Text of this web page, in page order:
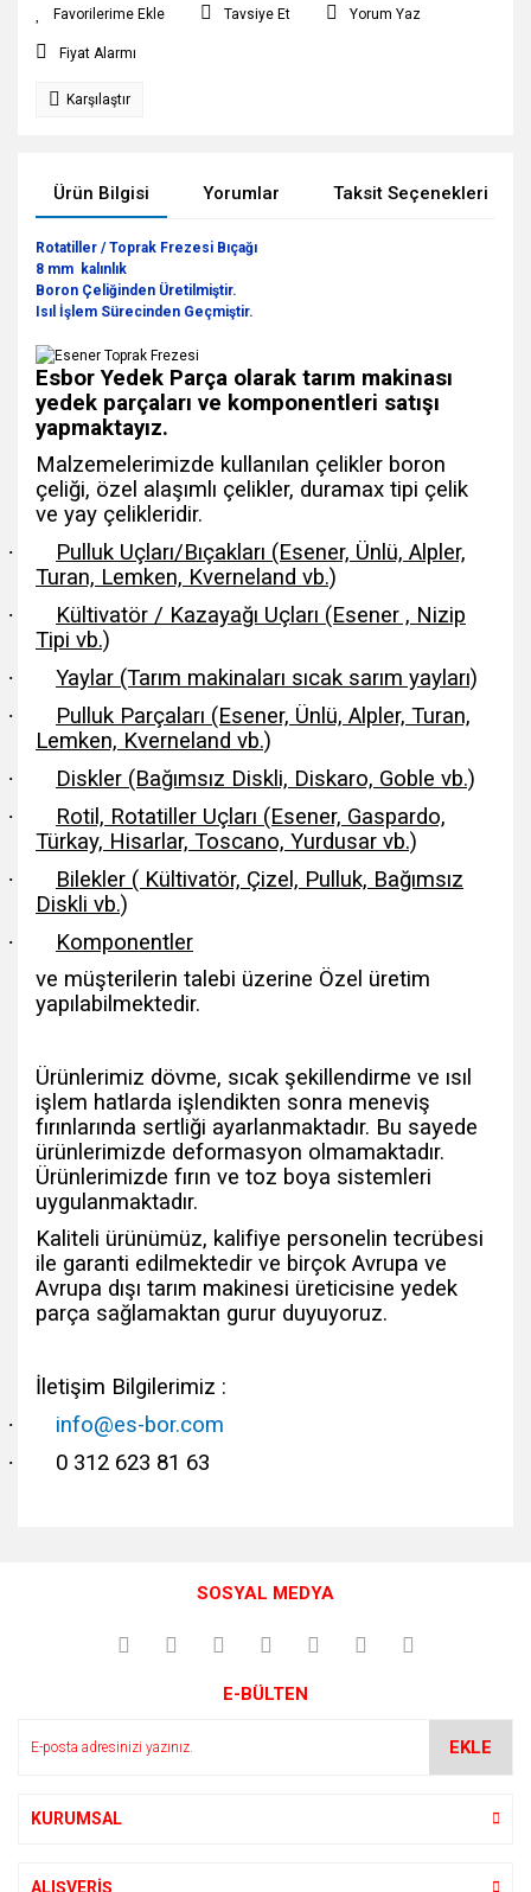
Tavsiye Et Yorum Yaz
Fiyat Alarmı
Karşılaştır
Ürün Bilgisi Yorumlar Taksit Seçenekleri
Rotatiller / Toprak Frezesi Bıçağı
8 mm kalınlık
Boron Çeliğinden Üretilmiştir.
Isıl İşlem Sürecinden Geçmiştir.
Esbor Yedek Parça olarak tarım makinası
yedek parçaları ve komponentleri satışı
yapmaktayız.
Malzemelerimizde kullanılan çelikler boron
çeliği, özel alaşımlı çelikler, duramax tipi çelik
ve yay çelikleridir.
·
Pulluk Uçları/Bıçakları (Esener, Ünlü, Alpler,
Turan, Lemken, Kverneland vb.)
·
Kültivatör / Kazayağı Uçları (Esener , Nizip
Tipi vb.)
· Yaylar (Tarım makinaları sıcak sarım yayları)
·
Pulluk Parçaları (Esener, Ünlü, Alpler, Turan,
Lemken, Kverneland vb.)
· Diskler (Bağımsız Diskli, Diskaro, Goble vb.)
·
Rotil, Rotatiller Uçları (Esener, Gaspardo,
Türkay, Hisarlar, Toscano, Yurdusar vb.)
·
Bilekler ( Kültivatör, Çizel, Pulluk, Bağımsız
Diskli vb.)
·
Komponentler
ve müşterilerin talebi üzerine Özel üretim
yapılabilmektedir.
Ürünlerimiz dövme, sıcak şekillendirme ve ısıl
işlem hatlarda işlendikten sonra meneviş
fırınlarında sertliği ayarlanmaktadır. Bu sayede
ürünlerimizde deformasyon olmamaktadır.
Ürünlerimizde fırın ve toz boya sistemleri
uygulanmaktadır.
Kaliteli ürünümüz, kalifiye personelin tecrübesi
ile garanti edilmektedir ve birçok Avrupa ve
Avrupa dışı tarım makinesi üreticisine yedek
parça sağlamaktan gurur duyuyoruz.
İletişim Bilgilerimiz :
· info@es-bor.com
· 0 312 623 81 63
Yorum Yaz
Görüş ve önerileriniz için teşekkür ederiz.
Ürün açıklamasında eksik bilgiler bulunuyor.
SOSYAL MEDYA
E-BÜLTEN
EKLE
KURUMSAL
ALIŞVERİŞ